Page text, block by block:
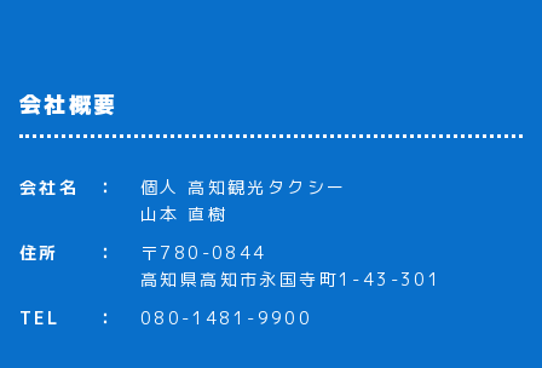
会社概要
会社名
個人 高知観光タクシー
山本 直樹
住所
〒780-0844
高知県高知市永国寺町1-43-301
TEL
080-1481-9900